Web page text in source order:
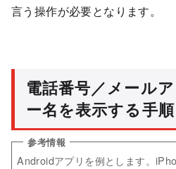
言う操作が必要となります。
電話番号／メール
ー名を表示する手順
Androidアプリを例とします。